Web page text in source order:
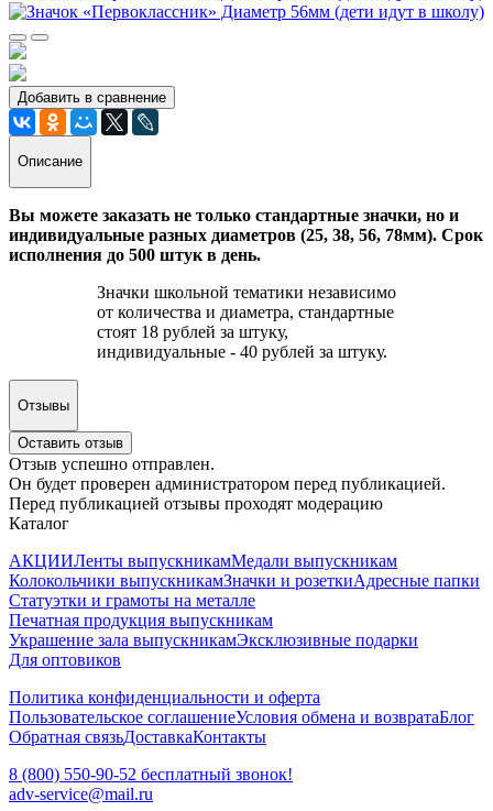
Добавить в сравнение
Описание
Вы можете заказать не только стандартные значки, но и
индивидуальные разных диаметров (25, 38, 56, 78мм). Срок
исполнения до 500 штук в день.
Значки школьной тематики независимо
от количества и диаметра, стандартные
стоят 18 рублей за штуку,
индивидуальные - 40 рублей за штуку.
Отзывы
Оставить отзыв
Отзыв успешно отправлен.
Он будет проверен администратором перед публикацией.
Перед публикацией отзывы проходят модерацию
Каталог
АКЦИИЛенты выпускникамМедали выпускникам
Колокольчики выпускникамЗначки и розеткиАдресные папки
Статуэтки и грамоты на металле
Печатная продукция выпускникам
Украшение зала выпускникамЭксклюзивные подарки
Для оптовиков
Политика конфиденциальности и оферта
Пользовательское соглашениеУсловия обмена и возвратаБлог
Обратная связьДоставкаКонтакты
8 (800) 550-90-52 бесплатный звонок!
adv-service@mail.ru